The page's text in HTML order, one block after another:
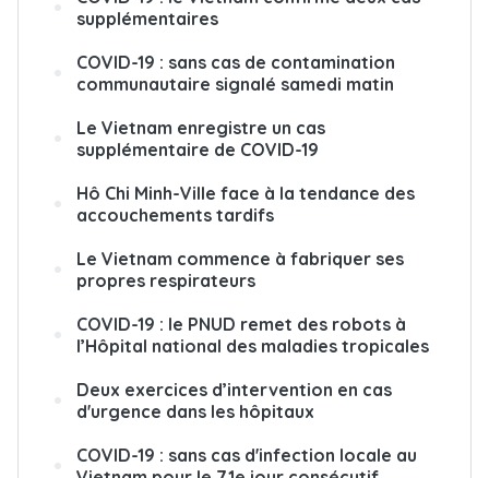
supplémentaires
COVID-19 : sans cas de contamination
communautaire signalé samedi matin
Le Vietnam enregistre un cas
supplémentaire de COVID-19
Hô Chi Minh-Ville face à la tendance des
accouchements tardifs
Le Vietnam commence à fabriquer ses
propres respirateurs
COVID-19 : le PNUD remet des robots à
l’Hôpital national des maladies tropicales
Deux exercices d’intervention en cas
d'urgence dans les hôpitaux
COVID-19 : sans cas d'infection locale au